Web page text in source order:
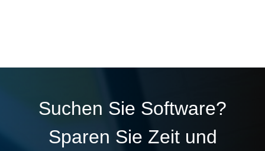
Suchen Sie Software?
Sparen Sie Zeit und